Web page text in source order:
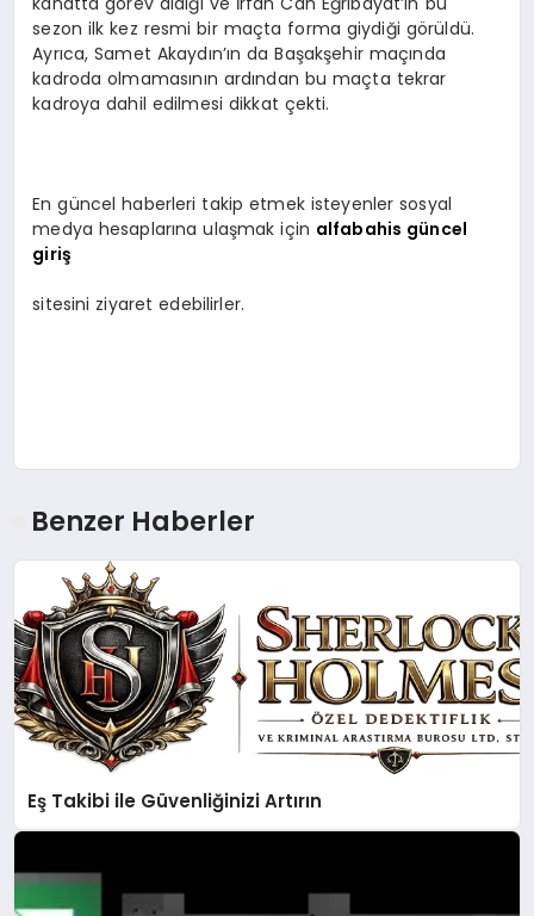
sezon ilk kez resmi bir maçta forma giydiği görüldü.
Ayrıca, Samet Akaydın’ın da Başakşehir maçında
kadroda olmamasının ardından bu maçta tekrar
kadroya dahil edilmesi dikkat çekti.
En güncel haberleri takip etmek isteyenler sosyal
medya hesaplarına ulaşmak için alfabahis güncel
giriş
sitesini ziyaret edebilirler.
Benzer Haberler
Eş Takibi ile Güvenliğinizi Artırın